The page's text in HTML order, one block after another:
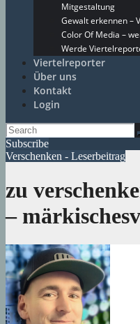
Mitgestaltung
Gewalt erkennen –
Color Of Media –
Werde
Viertelreporter
Über uns
Kontakt
Login
Subscribe
Verschenken - Leserbeitrag
zu
–